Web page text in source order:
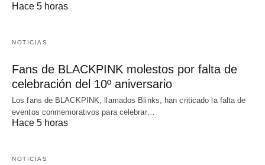
Hace 5 horas
NOTICIAS
Fans de BLACKPINK molestos por falta de
celebración del 10º aniversario
Los fans de BLACKPINK, llamados Blinks, han criticado la falta de
eventos conmemorativos para celebrar…
Hace 5 horas
NOTICIAS